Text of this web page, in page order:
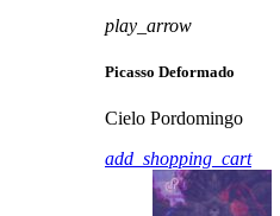
play_arrow
Picasso Deformado
Cielo Pordomingo
add_shopping_cart